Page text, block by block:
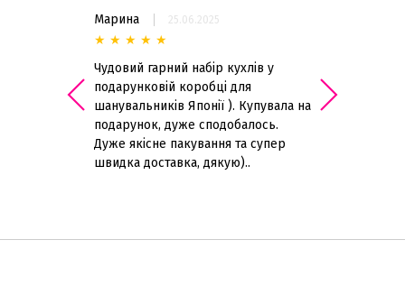
Марина 25.06.2025
★ ★ ★ ★ ★
Чудовий гарний набір кухлів у
подарунковій коробці для
шанувальників Японії ). Купувала на
подарунок, дуже сподобалось.
Дуже якісне пакування та супер
швидка доставка, дякую)..
опису!
тієї, що